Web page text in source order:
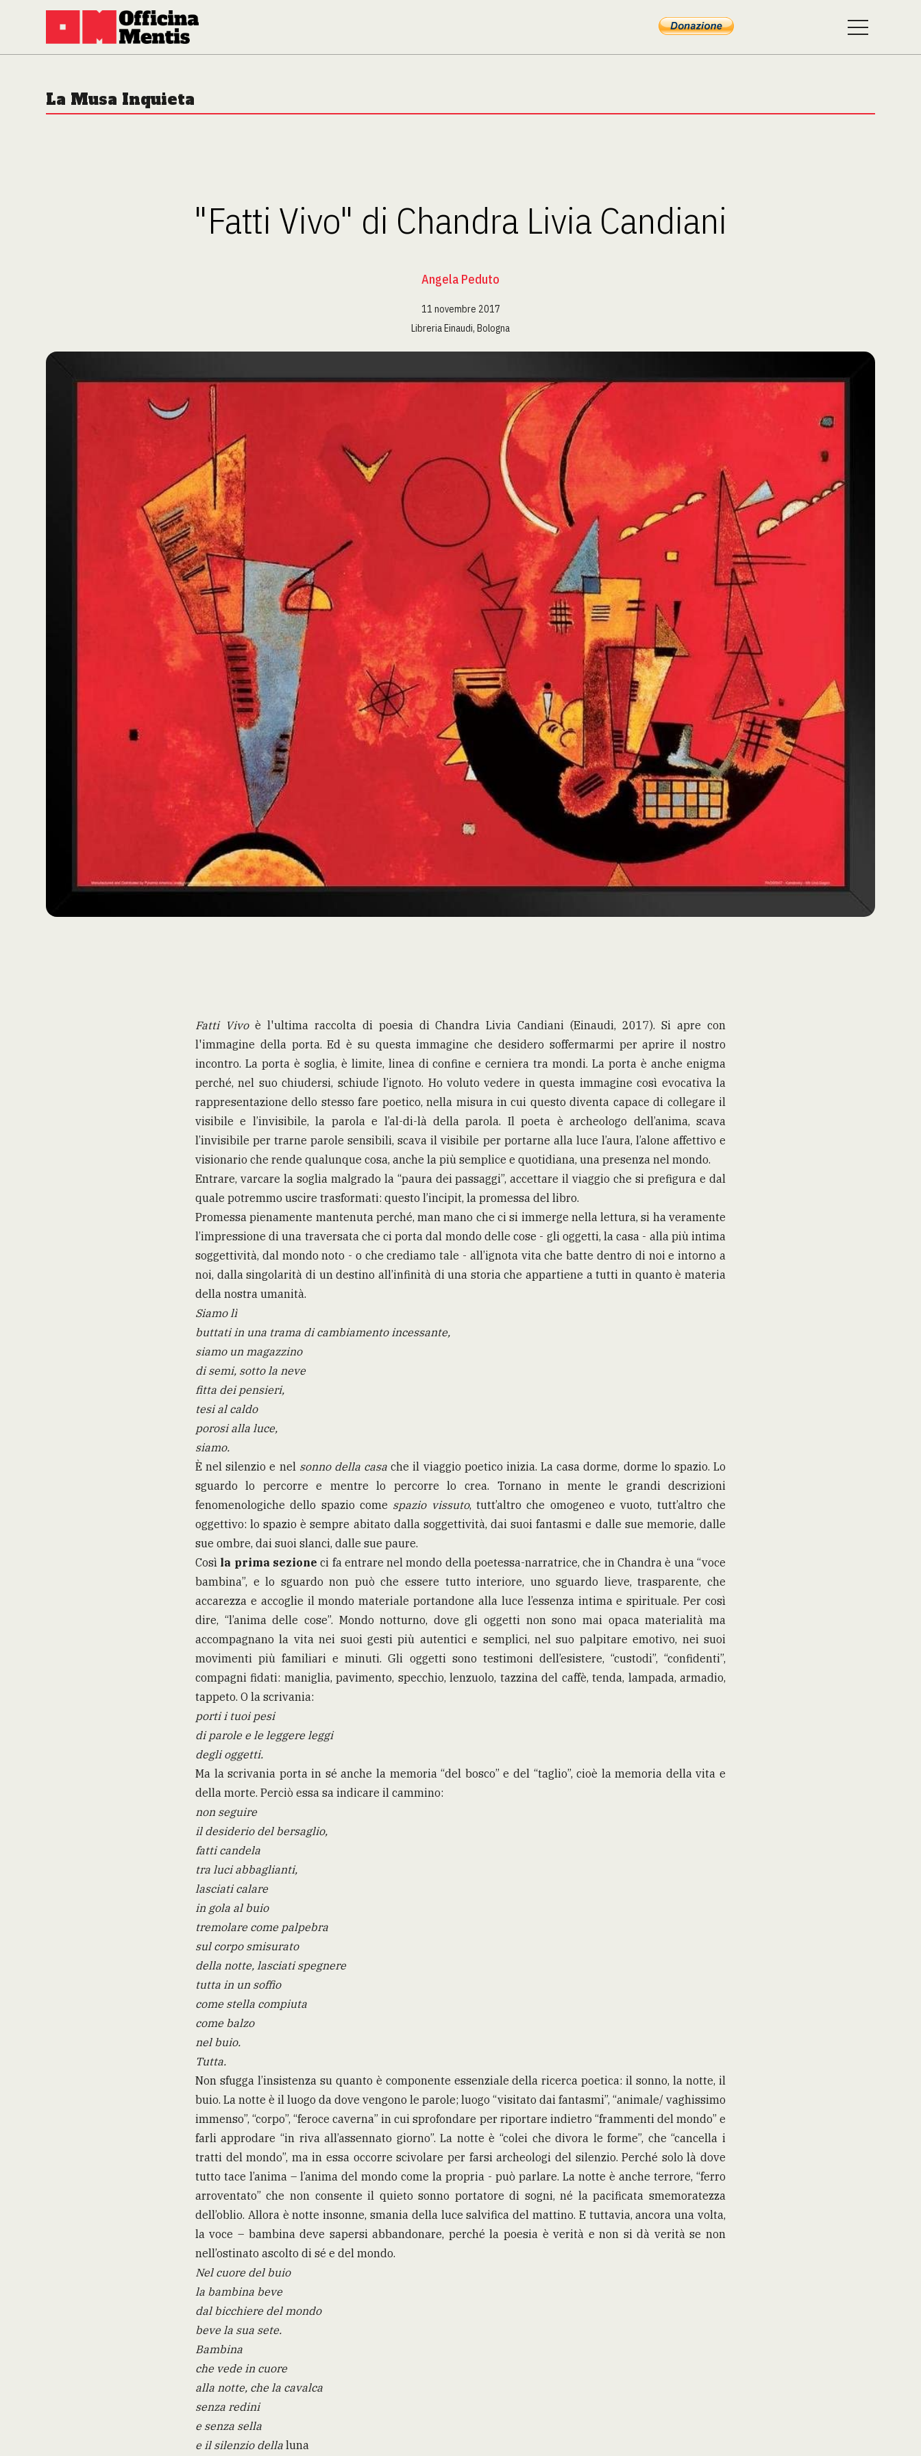
La Musa Inquieta
"Fatti Vivo" di Chandra Livia Candiani
Angela Peduto
11 novembre 2017
Libreria Einaudi, Bologna
Fatti Vivo è l'ultima raccolta di poesia di Chandra Livia Candiani (Einaudi, 2017). Si apre con
l'immagine della porta. Ed è su questa immagine che desidero soffermarmi per aprire il nostro
incontro. La porta è soglia, è limite, linea di confine e cerniera tra mondi. La porta è anche enigma
perché, nel suo chiudersi, schiude l’ignoto. Ho voluto vedere in questa immagine così evocativa la
rappresentazione dello stesso fare poetico, nella misura in cui questo diventa capace di collegare il
visibile e l’invisibile, la parola e l’al-di-là della parola. Il poeta è archeologo dell’anima, scava
l’invisibile per trarne parole sensibili, scava il visibile per portarne alla luce l’aura, l’alone affettivo e
visionario che rende qualunque cosa, anche la più semplice e quotidiana, una presenza nel mondo.
Entrare, varcare la soglia malgrado la “paura dei passaggi”, accettare il viaggio che si prefigura e dal
quale potremmo uscire trasformati: questo l’incipit, la promessa del libro.
Promessa pienamente mantenuta perché, man mano che ci si immerge nella lettura, si ha veramente
l’impressione di una traversata che ci porta dal mondo delle cose - gli oggetti, la casa - alla più intima
soggettività, dal mondo noto - o che crediamo tale - all’ignota vita che batte dentro di noi e intorno a
noi, dalla singolarità di un destino all’infinità di una storia che appartiene a tutti in quanto è materia
della nostra umanità.
Siamo lì
buttati in una trama di cambiamento incessante,
siamo un magazzino
di semi, sotto la neve
fitta dei pensieri,
tesi al caldo
porosi alla luce,
siamo.
È nel silenzio e nel sonno della casa che il viaggio poetico inizia. La casa dorme, dorme lo spazio. Lo
sguardo lo percorre e mentre lo percorre lo crea. Tornano in mente le grandi descrizioni
fenomenologiche dello spazio come spazio vissuto, tutt’altro che omogeneo e vuoto, tutt’altro che
oggettivo: lo spazio è sempre abitato dalla soggettività, dai suoi fantasmi e dalle sue memorie, dalle
sue ombre, dai suoi slanci, dalle sue paure.
Così la prima sezione ci fa entrare nel mondo della poetessa-narratrice, che in Chandra è una “voce
bambina”, e lo sguardo non può che essere tutto interiore, uno sguardo lieve, trasparente, che
accarezza e accoglie il mondo materiale portandone alla luce l’essenza intima e spirituale. Per così
dire, “l’anima delle cose”. Mondo notturno, dove gli oggetti non sono mai opaca materialità ma
accompagnano la vita nei suoi gesti più autentici e semplici, nel suo palpitare emotivo, nei suoi
movimenti più familiari e minuti. Gli oggetti sono testimoni dell’esistere, “custodi”, “confidenti”,
compagni fidati: maniglia, pavimento, specchio, lenzuolo, tazzina del caffè, tenda, lampada, armadio,
tappeto. O la scrivania:
porti i tuoi pesi
di parole e le leggere leggi
degli oggetti.
Ma la scrivania porta in sé anche la memoria “del bosco” e del “taglio”, cioè la memoria della vita e
della morte. Perciò essa sa indicare il cammino:
non seguire
il desiderio del bersaglio,
fatti candela
tra luci abbaglianti,
lasciati calare
in gola al buio
tremolare come palpebra
sul corpo smisurato
della notte, lasciati spegnere
tutta in un soffio
come stella compiuta
come balzo
nel buio.
Tutta.
Non sfugga l’insistenza su quanto è componente essenziale della ricerca poetica: il sonno, la notte, il
buio. La notte è il luogo da dove vengono le parole; luogo “visitato dai fantasmi”, “animale/ vaghissimo
immenso”, “corpo”, “feroce caverna” in cui sprofondare per riportare indietro “frammenti del mondo” e
farli approdare “in riva all’assennato giorno”. La notte è “colei che divora le forme”, che “cancella i
tratti del mondo”, ma in essa occorre scivolare per farsi archeologi del silenzio. Perché solo là dove
tutto tace l’anima – l’anima del mondo come la propria - può parlare. La notte è anche terrore, “ferro
arroventato” che non consente il quieto sonno portatore di sogni, né la pacificata smemoratezza
dell’oblio. Allora è notte insonne, smania della luce salvifica del mattino. E tuttavia, ancora una volta,
la voce – bambina deve sapersi abbandonare, perché la poesia è verità e non si dà verità se non
nell’ostinato ascolto di sé e del mondo.
Nel cuore del buio
la bambina beve
dal bicchiere del mondo
beve la sua sete.
Bambina
che vede in cuore
alla notte, che la cavalca
senza redini
e senza sella
e il silenzio della luna